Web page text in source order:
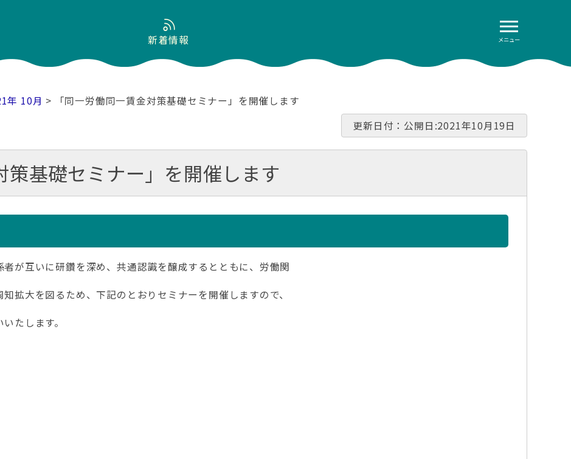
メニュー
新着情報
年 10月 > 「同一労働同一賃金対策基礎セミナー」を開催します
更新日付：公開日:2021年10月19日
策基礎セミナー」を開催します
が互いに研鑽を深め、共通認識を醸成するとともに、労働関
拡大を図るため、下記のとおりセミナーを開催しますので、
たします。